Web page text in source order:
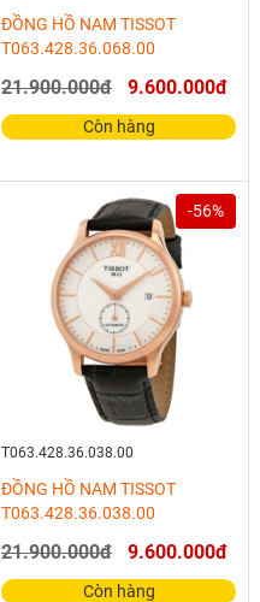
ĐỒNG HỒ NAM TISSOT
T063.428.36.068.00
21.900.000đ 9.600.000đ
Còn hàng
-56%
T063.428.36.038.00
ĐỒNG HỒ NAM TISSOT
T063.428.36.038.00
21.900.000đ 9.600.000đ
Còn hàng